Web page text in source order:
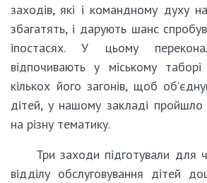
заходів, які і командному духу
збагатять, і дарують шанс
іпостасях. У цьому
відпочивають у міському
кількох його загонів, щоб
дітей, у нашому закладі пройшло
на різну тематику.
Три заходи підготували для
відділу обслуговування дітей